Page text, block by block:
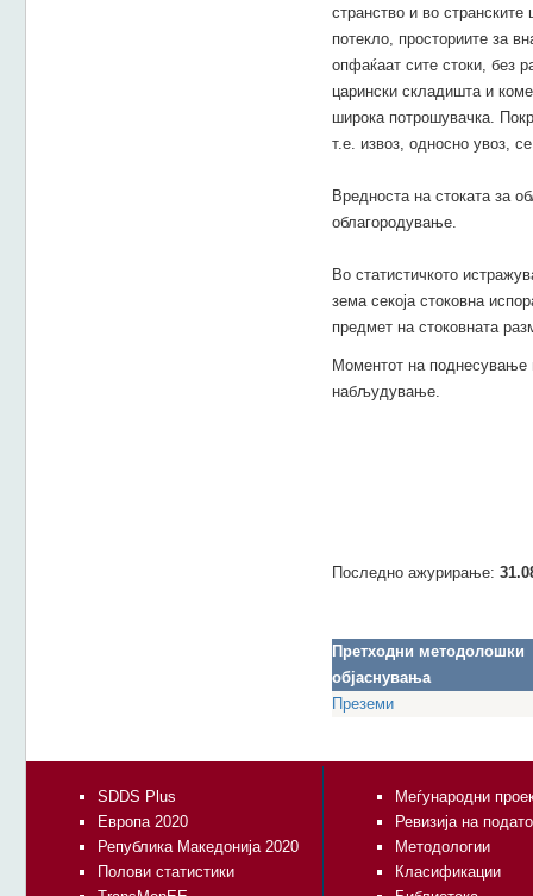
странство и во
потекло, просториите за
опфаќаат сите стоки, без
царински складишта и
широка потрошувачка.
т.е. извоз, односно увоз,
Вредноста на стоката за
облагородување.
Во статистичкото
зема секоја стоковна
предмет на стоковната
Моментот на поднесување
набљудување.
Последно ажурирање:
Претходни методолошки
објаснувања
Преземи
SDDS Plus
Европа 2020
Република Македонија 2020
Полови статистики
Меѓународни
Ревизија на
Методологии
Класификации